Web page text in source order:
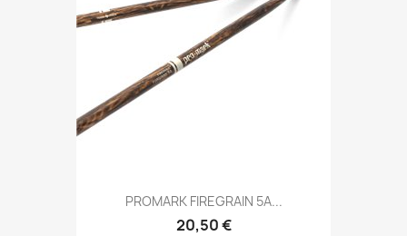
PROMARK FIREGRAIN 5A...
20,50 €